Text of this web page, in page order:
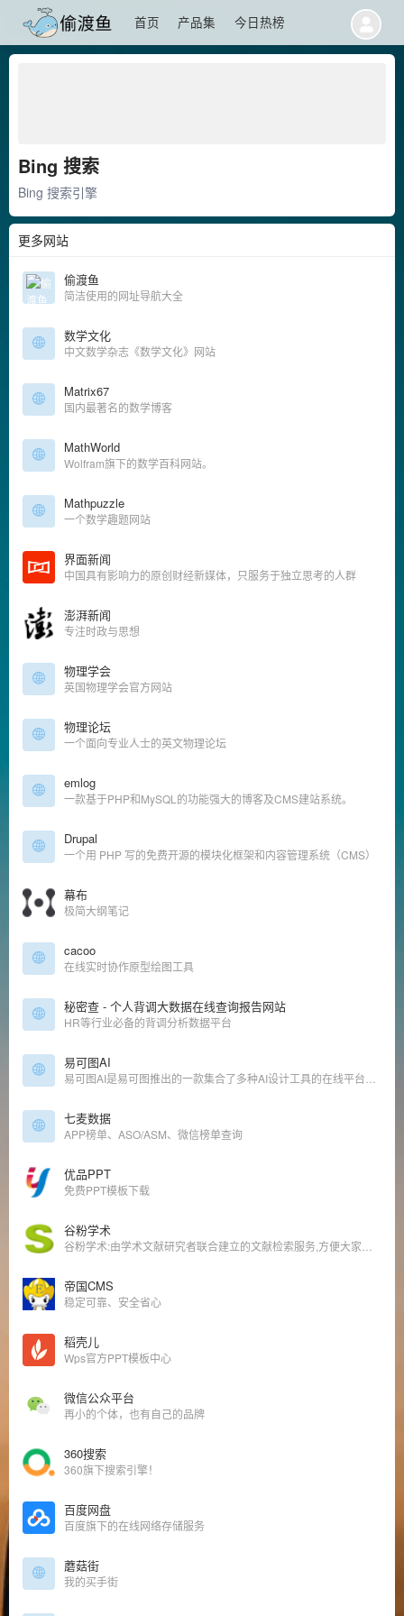
首页 产品集 今日热榜
Bing 搜索
Bing 搜索引擎
更多网站
偷渡鱼
简洁使用的网址导航大全
数学文化
中文数学杂志《数学文化》网站
Matrix67
国内最著名的数学博客
MathWorld
Wolfram旗下的数学百科网站。
Mathpuzzle
一个数学趣题网站
界面新闻
中国具有影响力的原创财经新媒体，只服务于独立思考的人群
澎湃新闻
专注时政与思想
物理学会
英国物理学会官方网站
物理论坛
一个面向专业人士的英文物理论坛
emlog
一款基于PHP和MySQL的功能强大的博客及CMS建站系统。
Drupal
一个用 PHP 写的免费开源的模块化框架和内容管理系统（CMS）
幕布
极简大纲笔记
cacoo
在线实时协作原型绘图工具
秘密查 - 个人背调大数据在线查询报告网站
HR等行业必备的背调分析数据平台
易可图AI
七麦数据
APP榜单、ASO/ASM、微信榜单查询
优品PPT
免费PPT模板下载
谷粉学术
帝国CMS
稳定可靠、安全省心
稻壳儿
Wps官方PPT模板中心
微信公众平台
再小的个体，也有自己的品牌
360搜索
360旗下搜索引擎！
百度网盘
百度旗下的在线网络存储服务
蘑菇街
我的买手街